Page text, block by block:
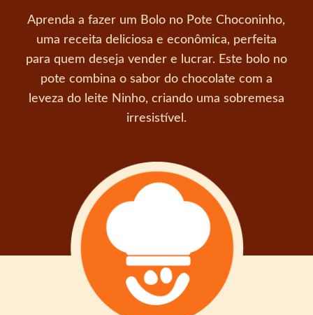
Aprenda a fazer um Bolo no Pote Choconinho,
uma receita deliciosa e econômica, perfeita
para quem deseja vender e lucrar. Este bolo no
pote combina o sabor do chocolate com a
leveza do leite Ninho, criando uma sobremesa
irresistível.